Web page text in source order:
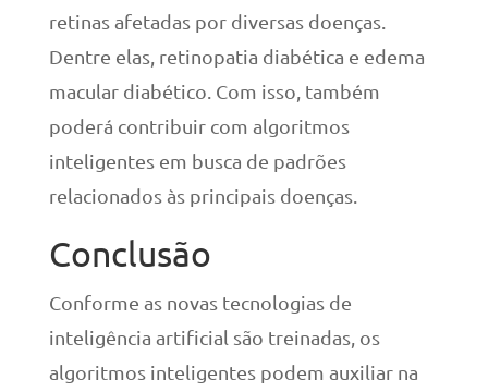
retinas afetadas por diversas doenças.
Dentre elas, retinopatia diabética e edema
macular diabético. Com isso, também
poderá contribuir com algoritmos
inteligentes em busca de padrões
relacionados às principais doenças.
Conclusão
Conforme as novas tecnologias de
inteligência artificial são treinadas, os
algoritmos inteligentes podem auxiliar na